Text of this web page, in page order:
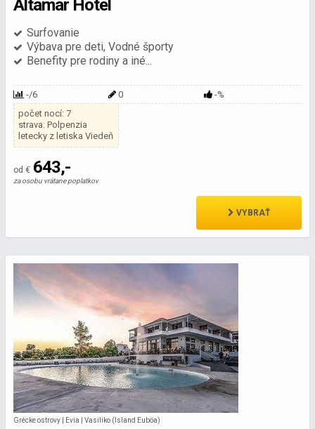
Altamar Hotel
Surfovanie
Výbava pre deti, Vodné športy
Benefity pre rodiny a iné...
-/6 0
-%
počet nocí: 7
strava: Polpenzia
letecky z letiska Viedeň
od € 643,-
za osobu vrátane poplatkov
VYBRAŤ
Grécke ostrovy | Evia | Vasiliko (Island Euböa)